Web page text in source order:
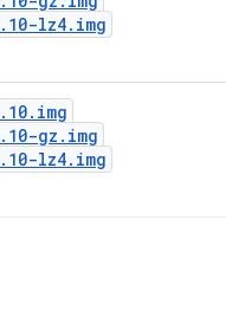
. 10-lz4. img
. 10. img
. 10-gz . img
. 10-lz4. img